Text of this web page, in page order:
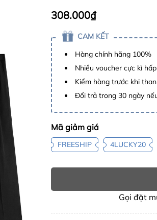
308.000₫
CAM KẾT
Hàng chính hãng 100%
Nhiều voucher cực kì
Kiểm hàng trước khi
Đổi trả trong 30 ngày
Mã giảm giá
FREESHIP 4LUCKY20
Gọi đặt